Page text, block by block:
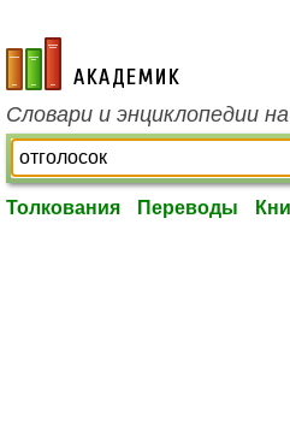
academic.ru
Словари и энциклопедии
Толкования Переводы